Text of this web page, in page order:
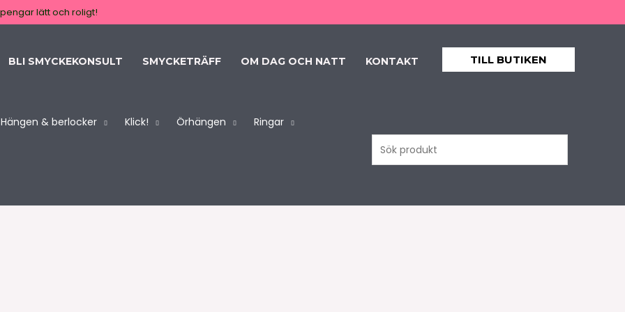
lätt och roligt!
BLI SMYCKEKONSULT SMYCKETRÄFF OM DAG OCH NATT KONTAKT TILL BUTIKEN
Hängen & berlocker Klick! Örhängen Ringar
Sök
produkt